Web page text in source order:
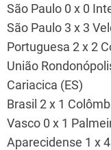
São Paulo 0 x 0
São Paulo 3 x 3
Portuguesa 2 x 2
União
Cariacica (ES)
Brasil 2 x 1
Vasco 0 x 1
Aparecidense 1 x